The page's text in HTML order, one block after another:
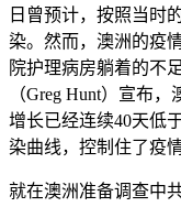
日曾预计，按照当时
染。然而，澳洲的疫
院护理病房躺着的不
（Greg Hunt）宣布
增长已经连续40天低
染曲线，控制住了疫
就在澳洲准备调查中